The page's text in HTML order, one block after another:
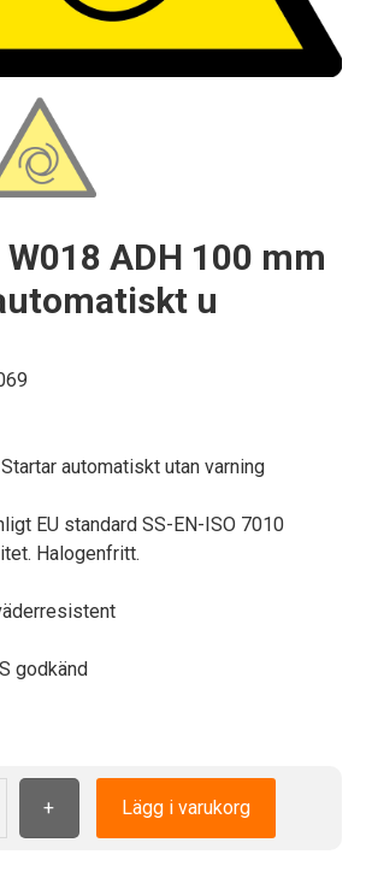
W018 ADH 100 mm
u
automatiskt utan varning
EU standard SS-EN-ISO 7010
Halogenfritt.
godkänd
ISO7010
+ Lägg i varukorg